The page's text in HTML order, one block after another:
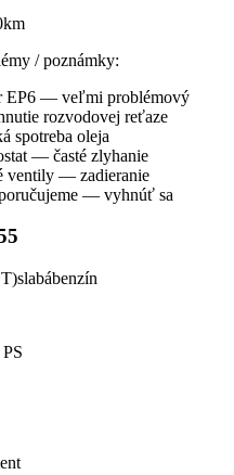
/ poznámky:
EP6 — veľmi problémový
rozvodovej reťaze
spotreba oleja
— časté zlyhanie
ventily — zadieranie
— vyhnúť sa
slabábenzín
PS